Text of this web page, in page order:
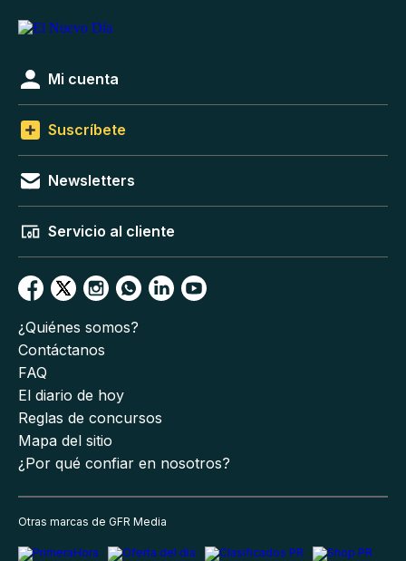
Mi cuenta
Suscríbete
Newsletters
Servicio al cliente
¿Quiénes somos?
Contáctanos
FAQ
El diario de hoy
Reglas de concursos
Mapa del sitio
¿Por qué confiar en nosotros?
Otras marcas de GFR Media